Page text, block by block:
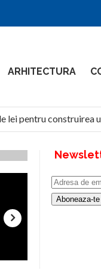
ARHITECTURA
pentru construirea